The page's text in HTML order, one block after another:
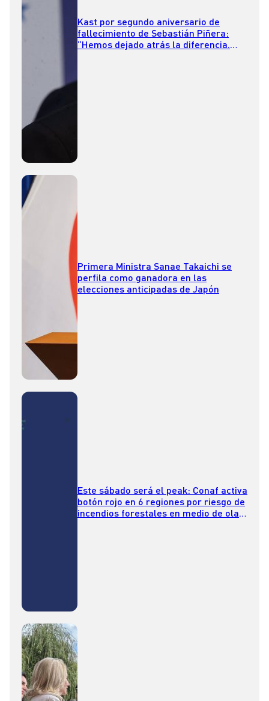
Kast por segundo aniversario de
fallecimiento de Sebastián Piñera:
“Hemos dejado atrás la diferencia.
Primera Ministra Sanae Takaichi se
perfila como ganadora en las
elecciones anticipadas de Japón
Este sábado será el peak: Conaf activa
botón rojo en 6 regiones por riesgo de
incendios forestales en medio de ola